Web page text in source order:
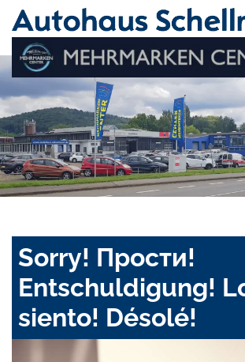
Sorry! Прости!
Entschuldigung!
siento! Désolé!